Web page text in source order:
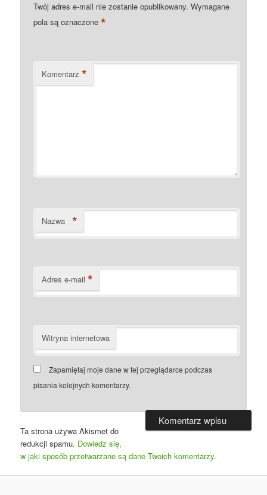
Twój adres e-mail nie zostanie opublikowany. Wymagane
pola są oznaczone*
Komentarz *
Nazwa *
Adres e-mail *
Witryna internetowa
Zapamiętaj moje dane w tej przeglądarce podczas
pisania kolejnych komentarzy.
Ta strona używa Akismet do
redukcji spamu. Dowiedz się,
w jaki sposób przetwarzane są dane Twoich komentarzy.